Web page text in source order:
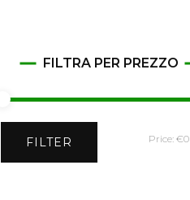
FILTRA PER PREZZO
FILTER Price: €0